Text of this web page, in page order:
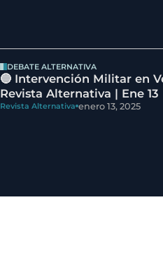
DEBATE ALTERNATIVA
🔵 Intervención Militar en
Revista Alternativa | Ene 13
Revista Alternativa enero 13, 2025